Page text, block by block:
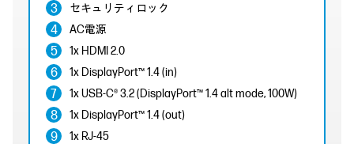
セキュリティロック
AC電源
1x HDMI 2.0
1x DisplayPort™ 1.4 (in)
1x USB-C® 3.2 (DisplayPort™ 1.4 alt mode, 100W)
1x DisplayPort™ 1.4 (out)
1x RJ-45